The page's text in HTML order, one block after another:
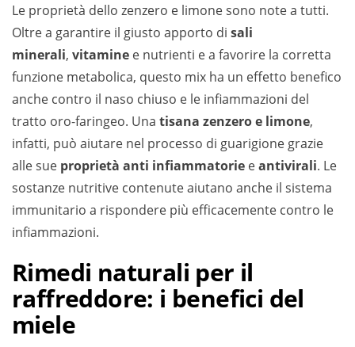
Le proprietà dello zenzero e limone sono note a tutti.
Oltre a garantire il giusto apporto di sali
minerali, vitamine e nutrienti e a favorire la corretta
funzione metabolica, questo mix ha un effetto benefico
anche contro il naso chiuso e le infiammazioni del
tratto oro-faringeo. Una tisana zenzero e limone,
infatti, può aiutare nel processo di guarigione grazie
alle sue proprietà anti infiammatorie eantivirali. Le
sostanze nutritive contenute aiutano anche il sistema
immunitario a rispondere più efficacemente contro le
infiammazioni.
Rimedi naturali per il
raffreddore: i benefici del
miele